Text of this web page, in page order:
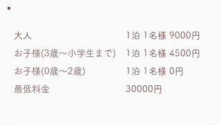
大人
お子様(3歳～小学生まで)
お子様(0歳～2歳)
最低料金
1泊 1名様 9000円
1泊 1名様 4500円
1泊 1名様 0円
30000円